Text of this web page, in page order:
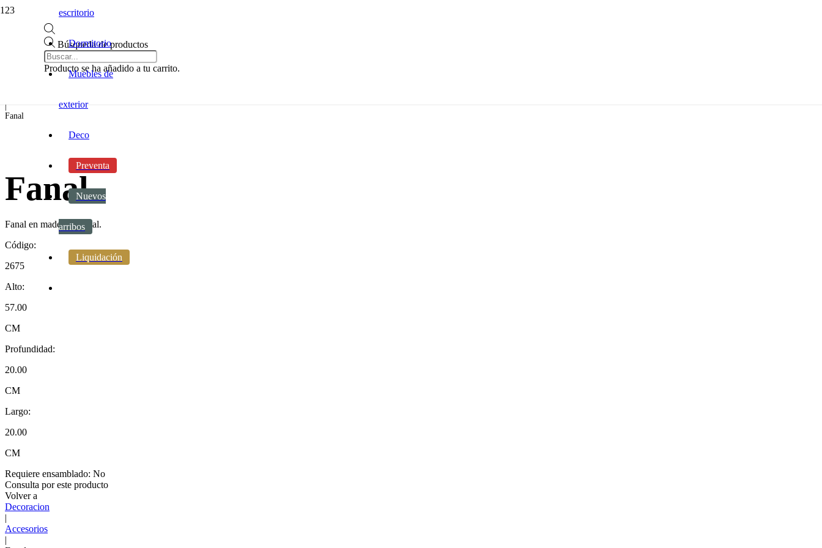
Búsqueda de productos
Producto se ha añadido a tu carrito.
escritorio
Dormitorio
Muebles de
exterior
Deco
Preventa
Nuevos
arribos
Liquidación
|
Fanal
Fanal
Fanal en madera y metal.
Código:
2675
Alto:
57.00
CM
Profundidad:
20.00
CM
Largo:
20.00
CM
Requiere ensamblado: No
Consulta por este producto
Volver a
Decoracion
|
Accesorios
|